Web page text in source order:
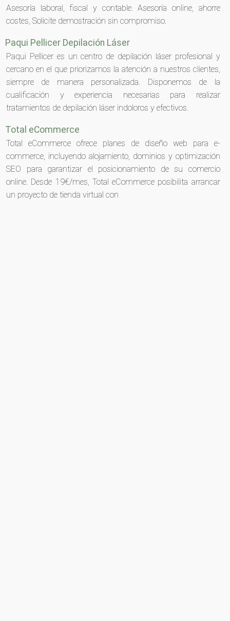
Asesoría laboral, fiscal y contable. Asesoría online, ahorre
costes, Solicite demostración sin compromiso.
Paqui Pellicer Depilación Láser
Paqui Pellicer es un centro de depilación láser profesional y
cercano en el que priorizamos la atención a nuestros clientes,
siempre de manera personalizada. Disponemos de la
cualificación y experiencia necesarias para realizar
tratamientos de depilación láser indoloros y efectivos.
Total eCommerce
Total eCommerce ofrece planes de diseño web para e-
commerce, incluyendo alojamiento, dominios y optimización
SEO para garantizar el posicionamiento de su comercio
online. Desde 19€/mes, Total eCommerce posibilita arrancar
un proyecto de tienda virtual con